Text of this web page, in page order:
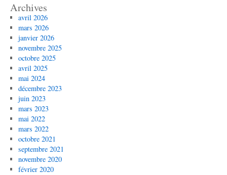
Archives
avril 2026
mars 2026
janvier 2026
novembre 2025
octobre 2025
avril 2025
mai 2024
décembre 2023
juin 2023
mars 2023
mai 2022
mars 2022
octobre 2021
septembre 2021
novembre 2020
février 2020